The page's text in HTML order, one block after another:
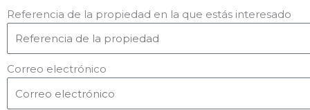
Referencia de la propiedad en la que estás interesado
Correo electrónico